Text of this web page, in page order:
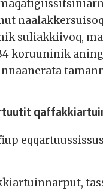
suliakkiivoq,
koruuninik